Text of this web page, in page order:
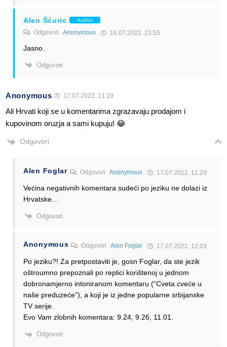
Alen Šćuric Author
Odgovori Anonymous 18.07.2022. 23:55
Jasno.
Odgovori
Anonymous 17.07.2022. 11:19
Ali Hrvati koji se u komentarima zgrazavaju prodajom i
kupovinom oruzja a sami kupuju! 😂
Odgovori
Alen Foglar Odgovori Anonymous 17.07.2022. 11:29
Većina negativnih komentara sudeći po jeziku ne dolazi iz
Hrvatske…
Odgovori
Anonymous OdgovoriAlen Foglar 17.07.2022. 12:03
Po jeziku?! Za pretpostaviti je, gosn Foglar, da ste jezik
oštroumno prepoznali po replici korištenoj u jednom
dobronamjerno intoniranom komentaru (“Cveta cveće u
naše preduzeće”), a koji je iz jedne popularne srbijanske
TV serije.
Evo Vam zlobnih komentara: 9.24, 9.26, 11.01.
Odgovori